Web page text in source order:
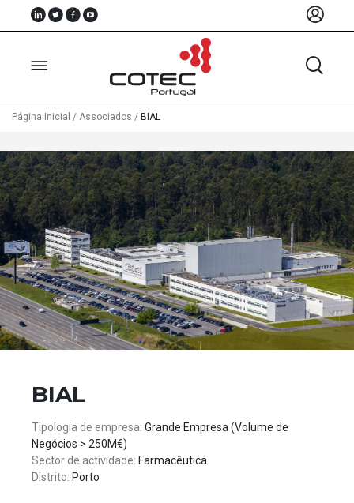
Sobre
Nós
Associados
Recursos
Notícias
Eventos
Projectos
Página Inicial / Associados / BIAL
BIAL
Tipologia de empresa: Grande Empresa (Volume de
Negócios > 250M€)
Sector de actividade: Farmacêutica
Distrito: Porto